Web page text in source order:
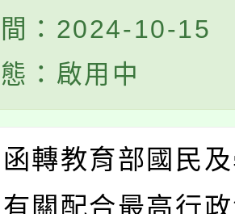
：2024-10-15
：啟用中
轉教育部國民
關配合最高行